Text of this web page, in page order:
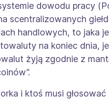
dowodu pracy
scentralizowanych
handlowych, to jaka
na koniec dnia,
żyją zgodnie z
i ktoś musi